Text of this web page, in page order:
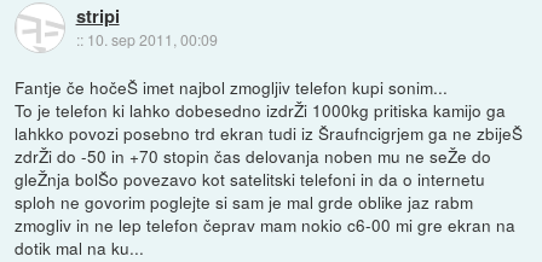
stripi
:: 10. sep 2011, 00:09
Fantje če hočeŠ imet najbol zmogljiv telefon kupi sonim...
To je telefon ki lahko dobesedno izdrŽi 1000kg pritiska kamijo ga
lahkko povozi posebno trd ekran tudi iz Šraufncigrjem ga ne zbijeŠ
zdrŽi do -50 in +70 stopin čas delovanja noben mu ne seŽe do
gleŽnja bolŠo povezavo kot satelitski telefoni in da o internetu
sploh ne govorim poglejte si sam je mal grde oblike jaz rabm
zmogliv in ne lep telefon čeprav mam nokio c6-00 mi gre ekran na
dotik mal na ku...